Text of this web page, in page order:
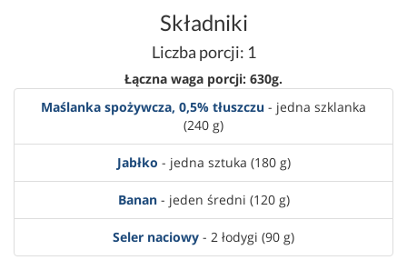
Składniki
Liczba porcji: 1
Łączna waga porcji: 630g.
Maślanka spożywcza, 0,5% tłuszczu - jedna szklanka
(240 g)
Jabłko - jedna sztuka (180 g)
Banan- jeden średni (120 g)
Seler naciowy - 2 łodygi (90 g)